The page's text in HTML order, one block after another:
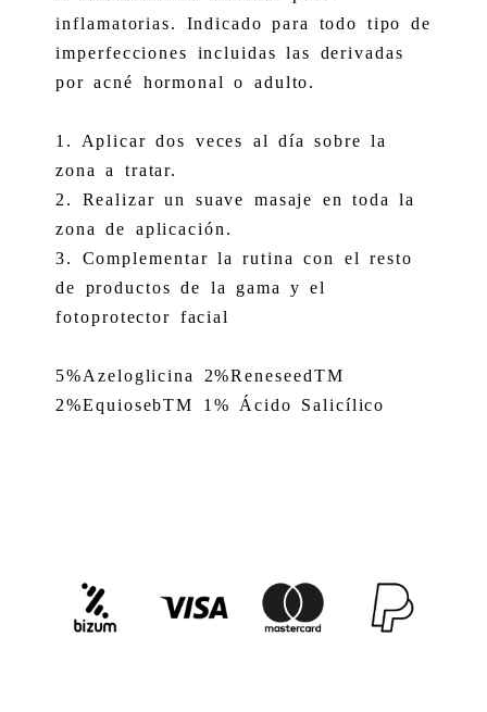
inflamatorias. Indicado para todo tipo de
imperfecciones incluidas las derivadas
por acné hormonal o adulto.
1. Aplicar dos veces al día sobre la
zona a tratar.
2. Realizar un suave masaje en toda la
zona de aplicación.
3. Complementar la rutina con el resto
de productos de la gama y el
fotoprotector facial
5%Azeloglicina 2%ReneseedTM
2%EquiosebTM 1% Ácido Salicílico